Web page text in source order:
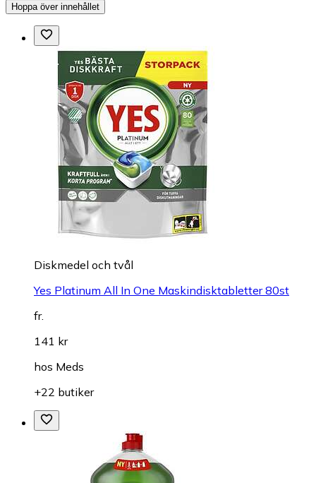
Hoppa över innehållet
Diskmedel och tvål
Yes Platinum All In One Maskindisktabletter 80st
fr.
141 kr
hos Meds
+22 butiker